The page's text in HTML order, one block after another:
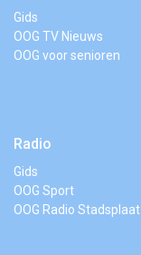
Gids
OOG TV Nieuws
OOG voor senioren
Radio
Gids
OOG Sport
OOG Radio Stadsplaat